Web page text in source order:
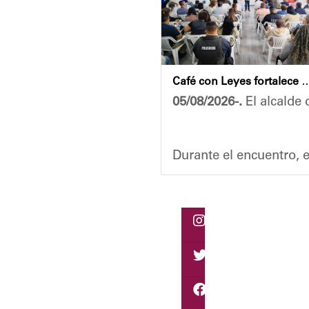
Café con Leyes fortalece el análisis jurídico y
05/08/2026-. El alcalde
Durante el encuentro,
Vladimir Blanco,
El programa "Café